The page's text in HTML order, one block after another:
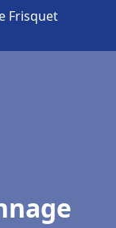
Frisquet